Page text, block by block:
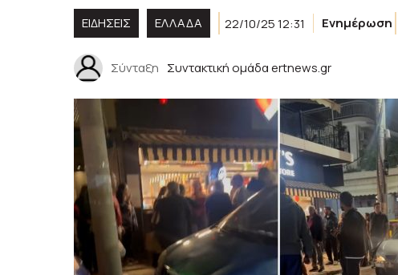
ΕΙΔΗΣΕΙΣ ΕΛΛΑΔΑ 22/10/25 12:31 Ενημέρωση
Σύνταξη Συντακτική ομάδα ertnews.gr